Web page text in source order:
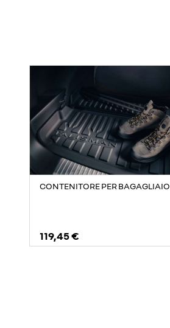
CONTENITORE PER BAGAGLIAIO
119,45 €